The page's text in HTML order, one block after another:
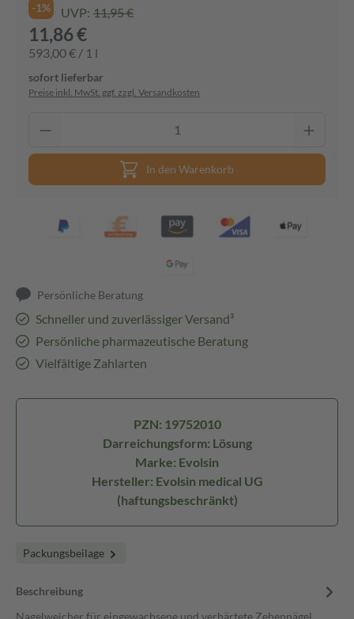
-1% UVP: 11,95 €
11,86 €
593,00 € / 1 l
sofort lieferbar
Preise inkl. MwSt. ggf. zzgl. Versandkosten
In den Warenkorb
Persönliche Beratung
Schneller und zuverlässiger Versand³
Persönliche pharmazeutische Beratung
Vielfältige Zahlarten
PZN: 19752010
Darreichungsform: Lösung
Marke: Evolsin
Hersteller: Evolsin medical UG
(haftungsbeschränkt)
Packungsbeilage
Beschreibung
Nagelweicher für eingewachsene und verhärtete Zehennägel